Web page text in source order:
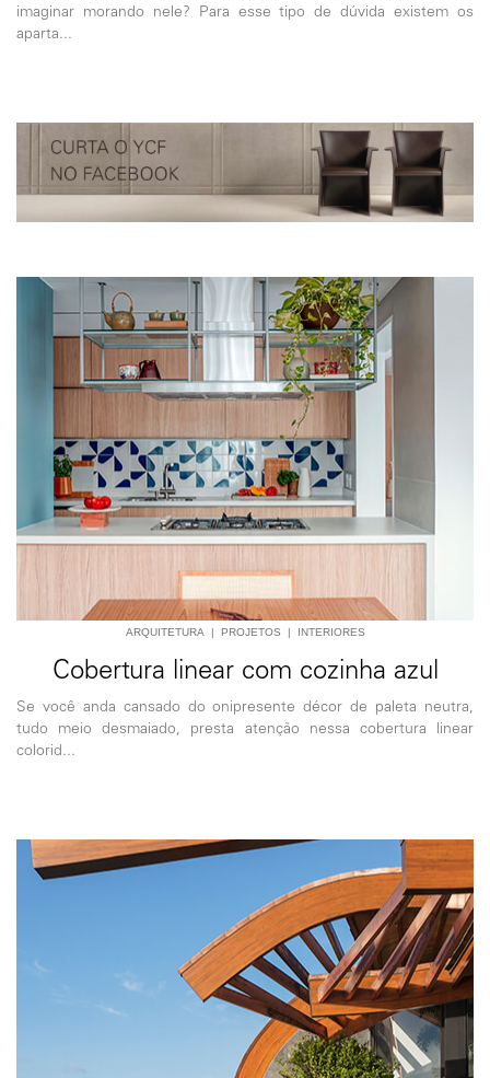
imaginar morando nele? Para esse tipo de dúvida existem os
aparta...
ARQUITETURA | PROJETOS | INTERIORES
Cobertura linear com cozinha azul
Se você anda cansado do onipresente décor de paleta neutra,
tudo meio desmaiado, presta atenção nessa cobertura linear
colorid...